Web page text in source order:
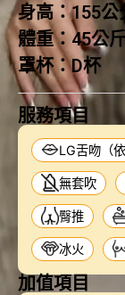
身高：155公
體重： 45公
罩杯：D杯
服務項目
LG舌吻（
無套吹
臀推
冰火
加值項目